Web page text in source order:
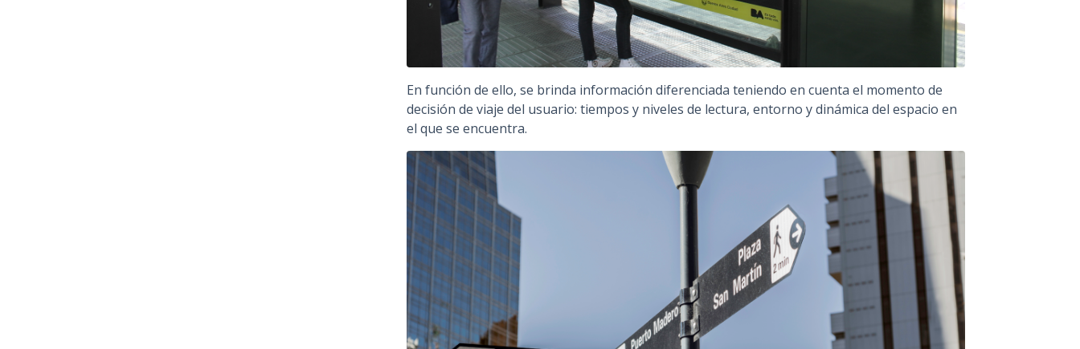
En función de ello, se brinda información diferenciada teniendo en cuenta el momento de
decisión de viaje del usuario: tiempos y niveles de lectura, entorno y dinámica del espacio en
el que se encuentra.